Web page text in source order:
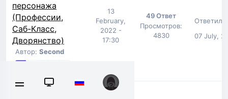
персонажа
(Профессии,
Саб-Класс,
Дворянство)
Автор: Second
13
February,
2022 -
17:30
49 Ответ
Просмотров:
4830
Ответил:
07 July,